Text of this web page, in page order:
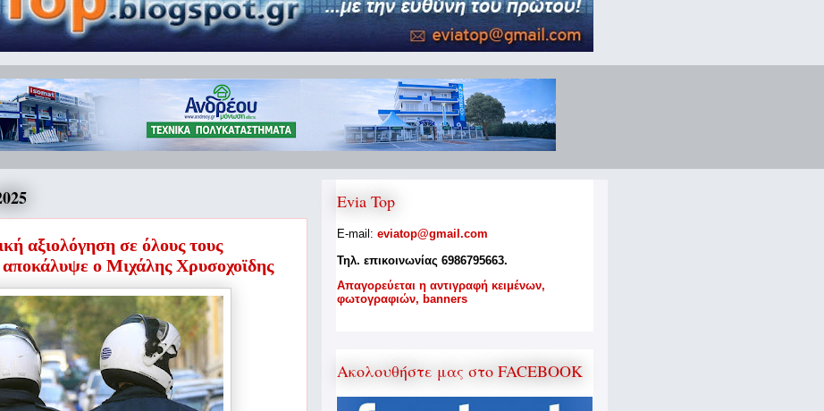
αξιολόγηση σε όλους τους
αποκάλυψε ο Μιχάλης Χρυσοχοϊδης
Evia Top
E-mail: eviatop@gmail.com
Τηλ. επικοινωνίας 6986795663.
Aπαγορεύεται η αντιγραφή κειμένων,
φωτογραφιών, banners
Ακολουθήστε μας στο FACEBOOK